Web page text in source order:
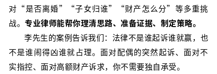
对“是否离婚”“子女归谁”“财产怎么分”等多重挑
战。 专业律师能帮你理清思路、准备证据、制定策略。
李先生的案例告诉我们：法律不是谁起诉谁就赢，也
不是谁闹得凶谁就占理。面对配偶的突然起诉、面对不
实指控、面对高额财产诉求，你不需要独自承受。